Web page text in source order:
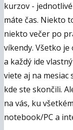
kurzov -
máte čas. Niekto
niekto večer po
víkendy. Všetko
a každý ide
viete aj na
kde ste skončili.
na vás, ku
notebook/PC a